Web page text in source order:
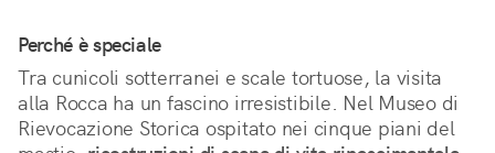
Perché è speciale
Tra cunicoli sotterranei e scale tortuose, la visita
alla Rocca ha un fascino irresistibile. Nel Museo di
Rievocazione Storica ospitato nei cinque piani del